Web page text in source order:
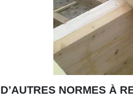
D’AUTRES NORMES À